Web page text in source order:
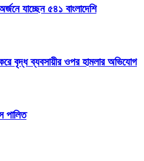
যাচ্ছেন ৫৪১ বাংলাদেশি
বৃদ্ধ ব্যবসায়ীর ওপর হামলার অভিযোগ
পালিত